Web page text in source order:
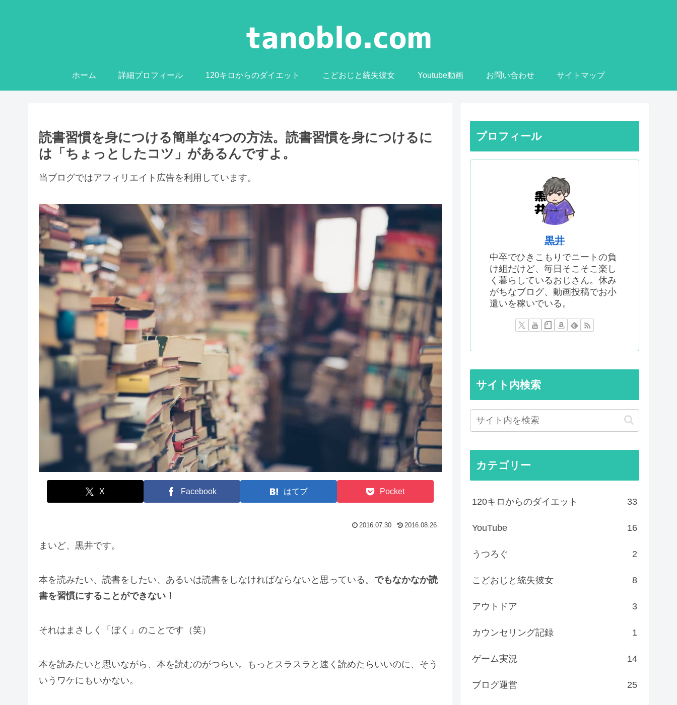
ホーム 詳細プロフィール 120キロからのダイエット こどおじと統失彼女 Youtube動画 お問い合わせ サイトマップ
読書習慣を身につける簡単な4つの方法。読書習慣を身につけるに
は「ちょっとしたコツ」があるんですよ。
当ブログではアフィリエイト広告を利用しています。
X Facebook はてブ Pocket
2016.07.30 2016.08.26
まいど、黒井です。
本を読みたい、読書をしたい、あるいは読書をしなければならないと思っている。 でもなかなか読
書を習慣にすることができない！
それはまさしく「ぼく」のことです（笑）
本を読みたいと思いながら、本を読むのがつらい。もっとスラスラと速く読めたらいいのに、そう
いうワケにもいかない。
プロフィール
黒井
中卒でひきこもりでニートの負
け組だけど、毎日そこそこ楽し
く暮らしているおじさん。休み
がちなブログ、動画投稿でお小
遣いを稼いでいる。
サイト内検索
カテゴリー
120キロからのダイエット 33
YouTube 16
うつろぐ 2
こどおじと統失彼女 8
アウトドア 3
カウンセリング記録 1
ゲーム実況 14
ブログ運営 25